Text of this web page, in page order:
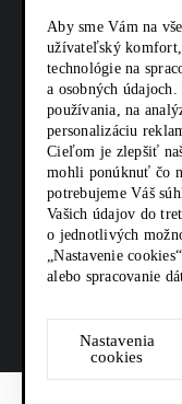
Z SHOP
KONTAKTY
SOCIÁLNE SIETE
Aby sme Vám na
užívateľský komfort,
technológie na
a osobných
používania, na
personalizáciu
Cieľom je zlepšiť
mohli ponúknuť čo
potrebujeme Váš
Vašich údajov do
o jednotlivých
„Nastavenie
alebo spracovanie
Nastavenia
cookies